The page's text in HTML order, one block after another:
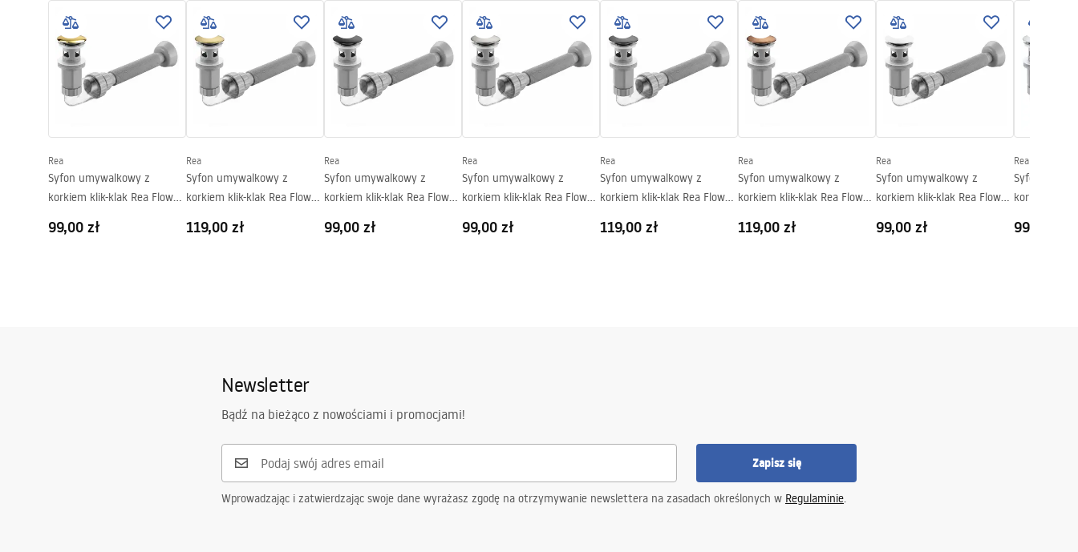
Wysokość (mm):
mm
Głębokość (mm):
110
mm
Kształt:
Otwór przelewowy
Nie
Deklaracja Właściwości
Użytkowych
SOFIA Deklaracja.pdf
Warunki gwarancji
Warranty_Terms_and_Conditions_
Basins_-_5.pdf
Rea
Syfon umywalkowy z
korkiem klik-klak Rea Flow
99,00 zł
Rea
Syfon umywalkowy z
korkiem klik-klak Rea Flow
119,00 zł
Rea
Syfon umywalkowy z
korkiem klik-klak Rea Flow
99,00 zł
Rea
Syfon umywalkowy z
korkiem klik-klak Rea Flow
99,00 zł
Rea
Syfon umywalkowy z
korkiem klik-klak Rea Flow
119,00 zł
Rea
Syfon umywalkowy z
korkiem klik-klak Rea Flow
119,00 zł
Rea
Syfon umywalkowy z
korkiem klik-klak Rea Flow
99,00 zł
Rea
Syfon
korkiem klik-
99,00 zł
Newsletter
Bądź na bieżąco z nowościami i promocjami!
Zapisz się
Wprowadzając i zatwierdzając swoje dane wyrażasz zgodę na otrzymywanie newslettera na zasadach określonych w Regulaminie.